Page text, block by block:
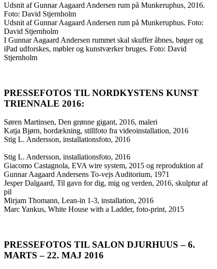
Udsnit af Gunnar Aagaard Andersen rum på Munkeruphus, 2016.
Foto: David Stjernholm
Udsnit af Gunnar Aagaard Andersen rum på Munkeruphus. Foto:
David Stjernholm
I Gunnar Aagaard Andersen rummet skal skuffer åbnes, bøger og
iPad udforskes, møbler og kunstværker bruges. Foto: David
Stjernholm
PRESSEFOTOS TIL NORDKYSTENS KUNST
TRIENNALE 2016:
Søren Martinsen, Den grønne gigant, 2016, maleri
Katja Bjørn, bordækning, stillfoto fra videoinstallation, 2016
Stig L. Andersson, installationsfoto, 2016
Stig L. Andersson, installationsfoto, 2016
Giacomo Castagnola, EVA wire system, 2015 og reproduktion af
Gunnar Aagaard Andersens To-vejs Auditorium, 1971
Jesper Dalgaard, Til gavn for dig, mig og verden, 2016, skulptur af
pil
Mirjam Thomann, Lean-in 1-3, installation, 2016
Marc Yankus, White House with a Ladder, foto-print, 2015
PRESSEFOTOS TIL SALON DJURHUUS – 6.
MARTS – 22. MAJ 2016